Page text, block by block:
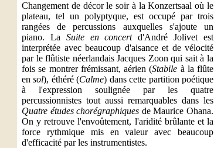
Changement de décor le soir à la Konzertsaal où le
plateau, tel un polyptyque, est occupé par trois
rangées de percussions auxquelles s'ajoute un
piano. La Suite en concertd'André Jolivet est
interprétée avec beaucoup d'aisance et de vélocité
par le flûtiste néerlandais Jacques Zoon qui sait à la
fois se montrer frémissant, aérien (Stabile à la flûte
ensol), éthéré (Calme) dans cette partition poétique
à l'expression soulignée par les quatre
percussionnistes tout aussi remarquables dans les
Quatre études chorégraphiques de Maurice Ohana.
On y retrouve l'envoûtement, l'aridité brûlante et la
force rythmique mis en valeur avec beaucoup
d'efficacité par les instrumentistes.